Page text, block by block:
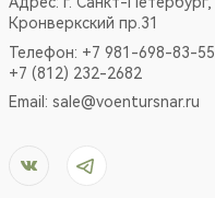
Кронверкский пр.31
Телефон: +7 981-698-83-55
+7 (812) 232-2682
Email: sale@voentursnar.ru